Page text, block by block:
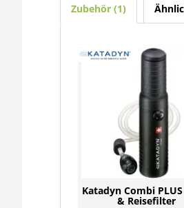
Zubehör 1
Katadyn Combi
& Reisefilter